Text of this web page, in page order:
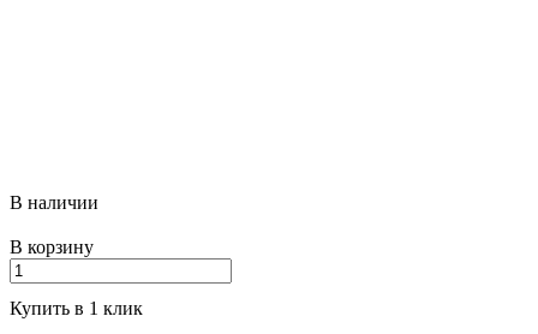
В наличии
В корзину
Купить в 1 клик